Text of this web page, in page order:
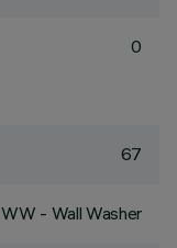
0
67
WW - Wall Washer